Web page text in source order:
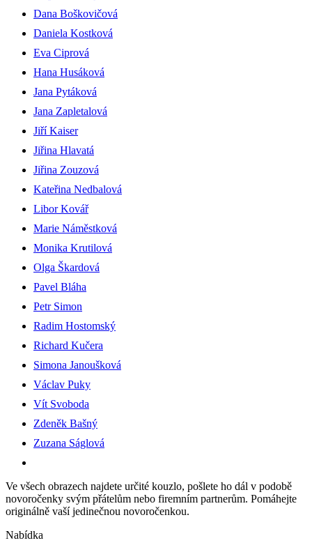
Dana Boškovičová
Daniela Kostková
Eva Ciprová
Hana Husáková
Jana Pytáková
Jana Zapletalová
Jiří Kaiser
Jiřina Hlavatá
Jiřina Zouzová
Kateřina Nedbalová
Libor Kovář
Marie Náměstková
Monika Krutilová
Olga Škardová
Pavel Bláha
Petr Simon
Radim Hostomský
Richard Kučera
Simona Janoušková
Václav Puky
Vít Svoboda
Zdeněk Bašný
Zuzana Ságlová
Ve všech obrazech najdete určité kouzlo, pošlete ho dál v podobě
novoročenky svým přátelům nebo firemním partnerům. Pomáhejte
originálně vaší jedinečnou novoročenkou.
Nabídka